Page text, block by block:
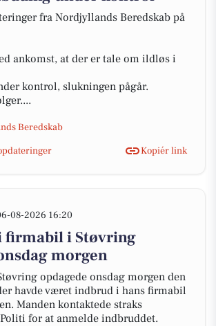
fra Nordjyllands Beredskab på
ankomst, at der er tale om ildløs i
kontrol, slukningen pågår.
Beredskab
Kopiér link
08-2026 16:20
firmabil i Støvring
morgen
opdagede onsdag morgen den
havde været indbrud i hans firmabil
Manden kontaktede straks
for at anmelde indbruddet.